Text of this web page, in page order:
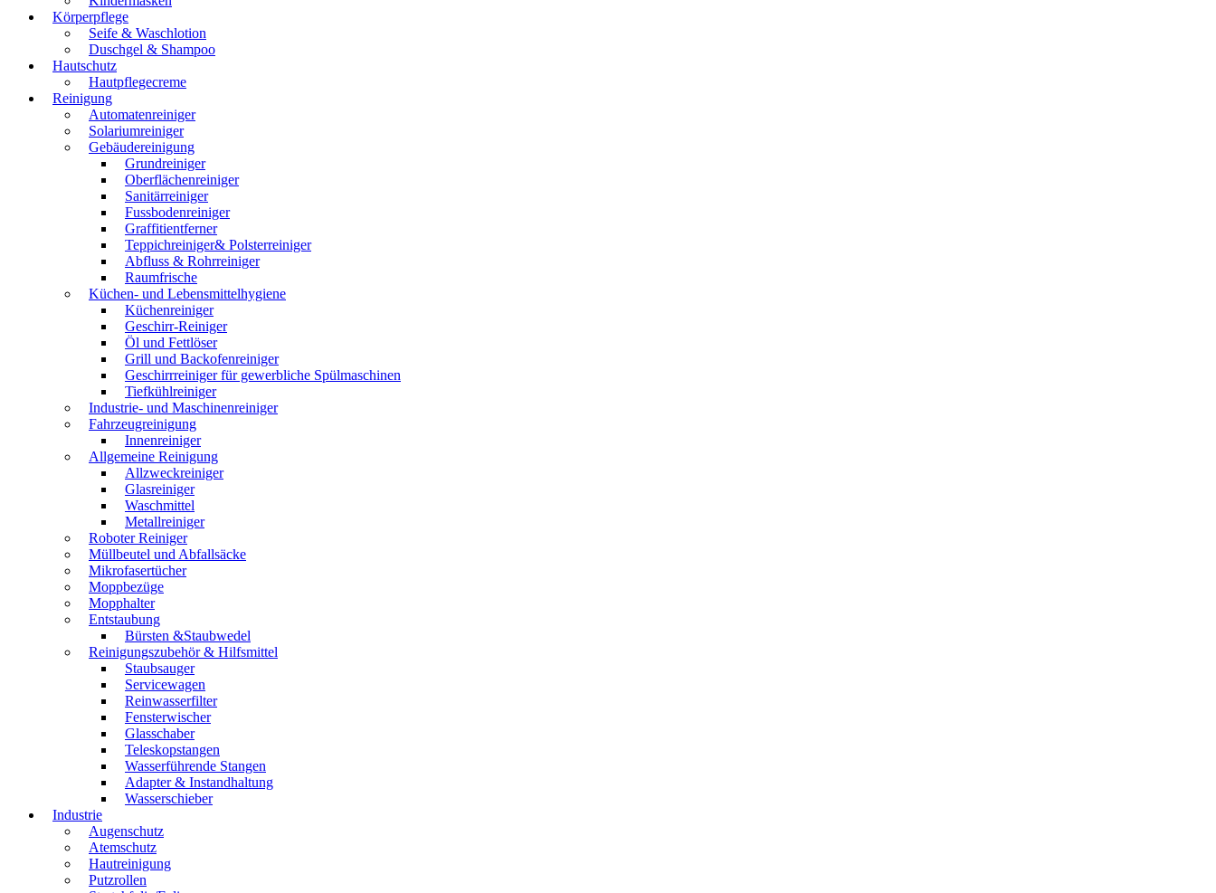
Körperpflege
Seife & Waschlotion
Duschgel & Shampoo
Hautschutz
Hautpflegecreme
Reinigung
Automatenreiniger
Solariumreiniger
Gebäudereinigung
Grundreiniger
Oberflächenreiniger
Sanitärreiniger
Fussbodenreiniger
Graffitientferner
Teppichreiniger& Polsterreiniger
Abfluss & Rohrreiniger
Raumfrische
Küchen- und Lebensmittelhygiene
Küchenreiniger
Geschirr-Reiniger
Öl und Fettlöser
Grill und Backofenreiniger
Geschirrreiniger für gewerbliche Spülmaschinen
Tiefkühlreiniger
Industrie- und Maschinenreiniger
Fahrzeugreinigung
Innenreiniger
Allgemeine Reinigung
Allzweckreiniger
Glasreiniger
Waschmittel
Metallreiniger
Roboter Reiniger
Müllbeutel und Abfallsäcke
Mikrofasertücher
Moppbezüge
Mopphalter
Entstaubung
Bürsten &Staubwedel
Reinigungszubehör & Hilfsmittel
Staubsauger
Servicewagen
Reinwasserfilter
Fensterwischer
Glasschaber
Teleskopstangen
Wasserführende Stangen
Adapter & Instandhaltung
Wasserschieber
Industrie
Augenschutz
Atemschutz
Hautreinigung
Putzrollen